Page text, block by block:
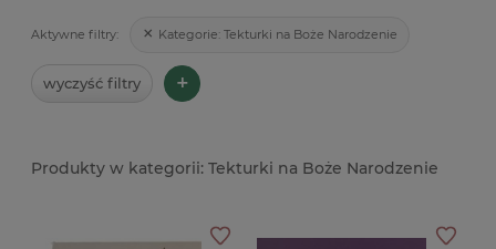
Aktywne filtry: Kategorie: Tekturki na Boże Narodzenie
wyczyść filtry +
Tekturki na Boże Narodzenie